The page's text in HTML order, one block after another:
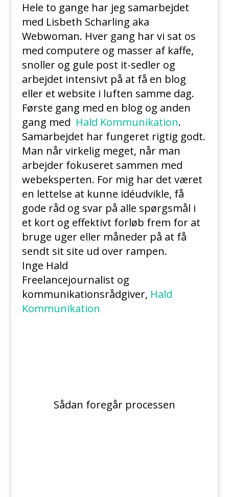
Hele to gange har jeg samarbejdet
med Lisbeth Scharling aka
Webwoman. Hver gang har vi sat os
med computere og masser af kaffe,
snoller og gule post it-sedler og
arbejdet intensivt på at få en blog
eller et website i luften samme dag.
Første gang med en blog og anden
gang med Hald Kommunikation.
Samarbejdet har fungeret rigtig godt.
Man når virkelig meget, når man
arbejder fokuseret sammen med
webeksperten. For mig har det været
en lettelse at kunne idéudvikle, få
gode råd og svar på alle spørgsmål i
et kort og effektivt forløb frem for at
bruge uger eller måneder på at få
sendt sit site ud over rampen.
Inge Hald
Freelancejournalist og
kommunikationsrådgiver, Hald
Kommunikation
Sådan foregår processen